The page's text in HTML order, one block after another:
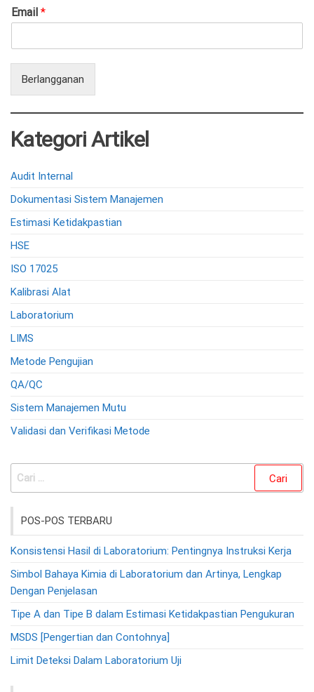
Email *
Berlangganan
Kategori Artikel
Audit Internal
Dokumentasi Sistem Manajemen
Estimasi Ketidakpastian
HSE
ISO 17025
Kalibrasi Alat
Laboratorium
LIMS
Metode Pengujian
QA/QC
Sistem Manajemen Mutu
Validasi dan Verifikasi Metode
Cari
POS-POS TERBARU
Konsistensi Hasil di Laboratorium: Pentingnya Instruksi Kerja
Simbol Bahaya Kimia di Laboratorium dan Artinya, Lengkap
Dengan Penjelasan
Tipe A dan Tipe B dalam Estimasi Ketidakpastian Pengukuran
MSDS [Pengertian dan Contohnya]
Limit Deteksi Dalam Laboratorium Uji